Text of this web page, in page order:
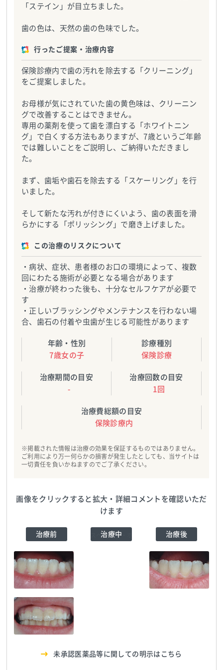
「ステイン」が目立ちました。
歯の色は、天然の歯の色味でした。
行ったご提案・治療内容
保険診療内で歯の汚れを除去する「クリーニング」
をご提案しました。
お母様が気にされていた歯の黄色味は、クリーニン
グで改善することはできません。
専用の薬剤を使って歯を漂白する「ホワイトニン
グ」で白くする方法もありますが、7歳というご年齢
では難しいことをご説明し、ご納得いただきまし
た。
まず、歯垢や歯石を除去する「スケーリング」を行
いました。
そして新たな汚れが付きにくいよう、歯の表面を滑
らかにする「ポリッシング」で磨き上げました。
この治療のリスクについて
・病状、症状、患者様のお口の環境によって、複数
回にわたる施術が必要となる場合があります
・治療が終わった後も、十分なセルフケアが必要で
す
・正しいブラッシングやメンテナンスを行わない場
合、歯石の付着や虫歯が生じる可能性があります
年齢・性別
7歳女の子
診療種別
保険診療
治療期間の目安
-
治療回数の目安
1回
治療費総額の目安
保険診療内
※掲載された情報は治療の効果を保証するものではありません。
ご利用により万一何らかの損害が発生したとしても、当サイトは
一切責任を負いかねますのでご了承ください。
画像をクリックすると拡大・詳細コメントを確認いただ
けます
治療前 治療中 治療後
エスペレ歯科・ホー
プデンタルクリニッ
ク
TEL:0484624183
エスペレ歯科・ホー
エスペレ歯科・ホー
プデンタルクリニッ
ク TEL:0484624183
エスペレ歯科・ホー
プデンタルクリニッ
ク
TEL:0484624183
エスペレ歯科・ホー
未承認医薬品等に関しての明示はこちら